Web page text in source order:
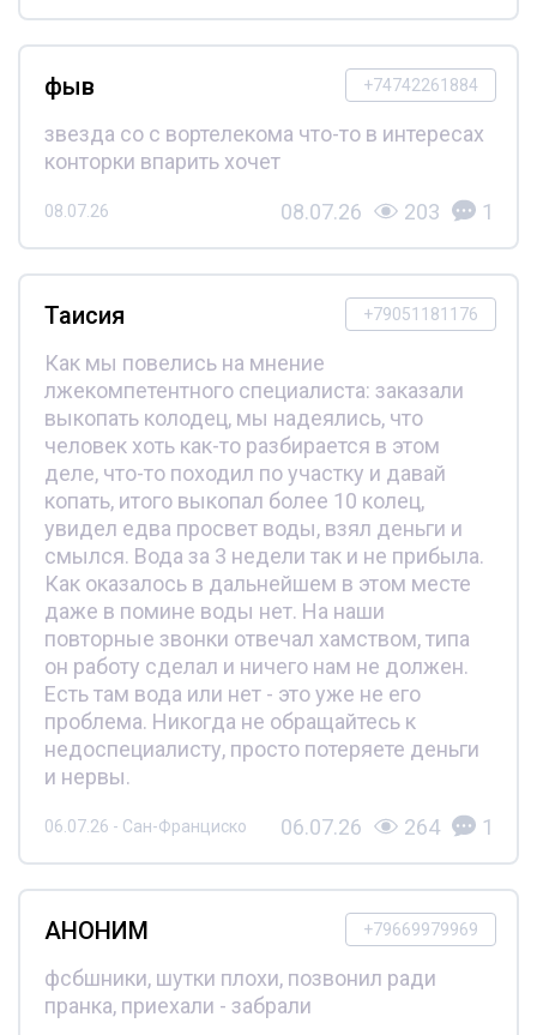
+74742261884
фыв
звезда со с вортелекома что-то в интересах
конторки впарить хочет
08.07.26 08.07.26 203 1
+79051181176
Таисия
Как мы повелись на мнение
лжекомпетентного специалиста: заказали
выкопать колодец, мы надеялись, что
человек хоть как-то разбирается в этом
деле, что-то походил по участку и давай
копать, итого выкопал более 10 колец,
увидел едва просвет воды, взял деньги и
смылся. Вода за 3 недели так и не прибыла.
Как оказалось в дальнейшем в этом месте
даже в помине воды нет. На наши
повторные звонки отвечал хамством, типа
он работу сделал и ничего нам не должен.
Есть там вода или нет - это уже не его
проблема. Никогда не обращайтесь к
недоспециалисту, просто потеряете деньги
и нервы.
06.07.26 - Сан-Франциско 06.07.26 264 1
+79669979969
АНОНИМ
фсбшники, шутки плохи, позвонил ради
пранка, приехали - забрали